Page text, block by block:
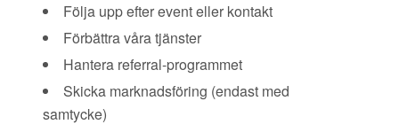
Följa upp efter event eller kontakt
Förbättra våra tjänster
Hantera referral-programmet
Skicka marknadsföring (endast med
samtycke)